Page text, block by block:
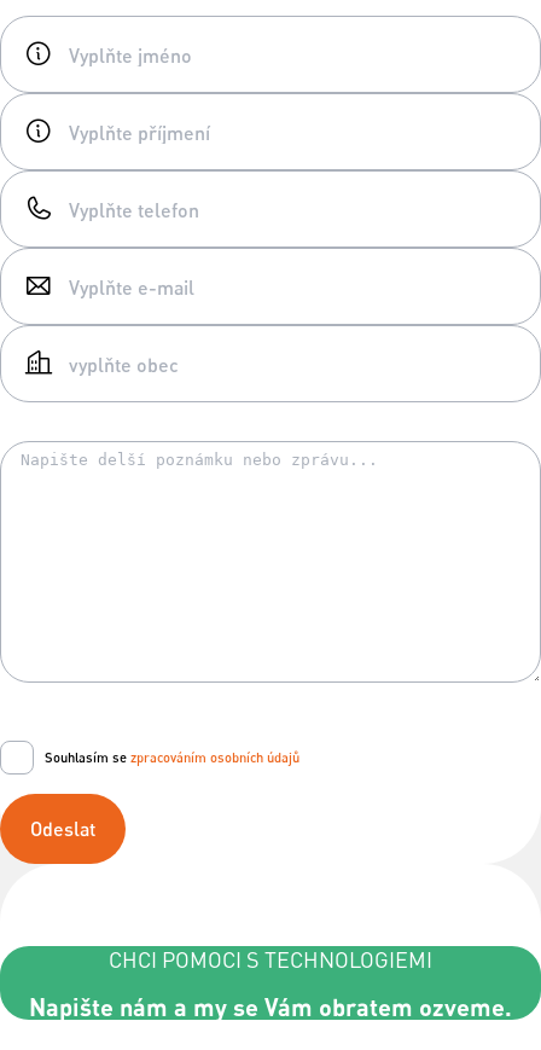
Souhlasím se zpracováním osobních údajů
Odeslat
CHCI POMOCI S TECHNOLOGIEMI
Napište nám a my se Vám obratem ozveme.